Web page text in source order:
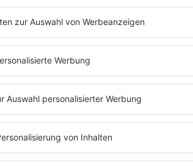
ein Auto aus, der Schaden wurde von
mehrere Unbekannte mehrere
aber ein geparktes Fahrzeug. Der
weiteren Vorfalles im Kreis Ludwigsburg.
am Abend des 12. Mai in Tamm auf
Hinweise, dass die jetzt
Zusammenhänge würden aber geprüft.